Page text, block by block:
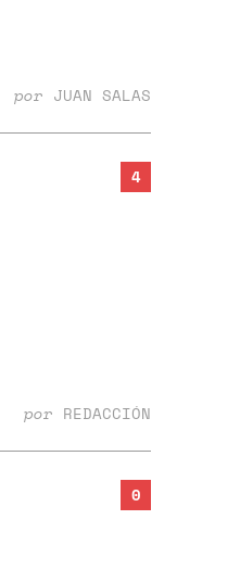
por JUAN SALAS
4
por REDACCIÓN
0